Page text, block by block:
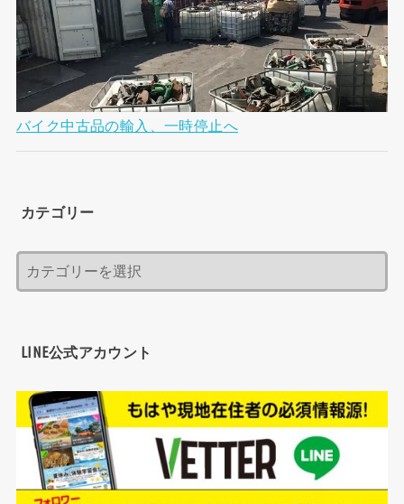
バイク中古品の輸入、一時停止へ
カテゴリー
LINE公式アカウント